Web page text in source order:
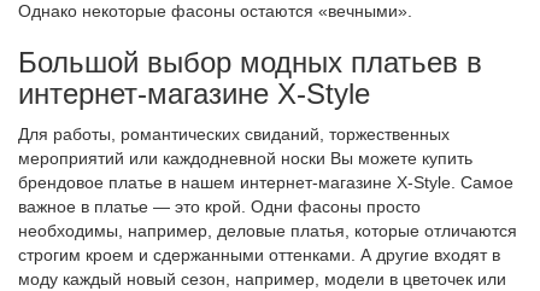
Однако некоторые фасоны остаются «вечными».
Большой выбор модных платьев в
интернет-магазине X-Style
Для работы, романтических свиданий, торжественных
мероприятий или каждодневной носки Вы можете купить
брендовое платье в нашем интернет-магазине X-Style. Самое
важное в платье — это крой. Одни фасоны просто
необходимы, например, деловые платья, которые отличаются
строгим кроем и сдержанными оттенками. А другие входят в
моду каждый новый сезон, например, модели в цветочек или